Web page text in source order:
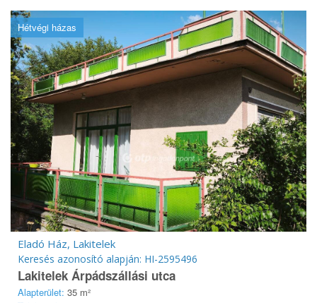
Hétvégi házas
Eladó Ház, Lakitelek
Keresés azonosító alapján: HI-2595496
Lakitelek Árpádszállási utca
Alapterület: 35 m²